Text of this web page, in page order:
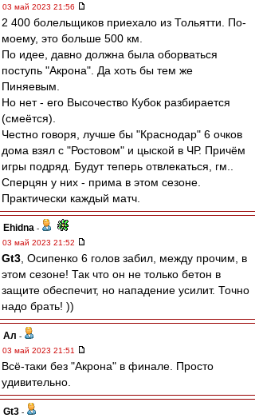
03 май 2023 21:56
2 400 болельщиков приехало из Тольятти. По-
моему, это больше 500 км.
По идее, давно должна была оборваться
поступь "Акрона". Да хоть бы тем же
Пиняевым.
Но нет - его Высочество Кубок разбирается
(смеётся).
Честно говоря, лучше бы "Краснодар" 6 очков
дома взял с "Ростовом" и цыской в ЧР. Причём
игры подряд. Будут теперь отвлекаться, гм..
Сперцян у них - прима в этом сезоне.
Практически каждый матч.
Ehidna -
03 май 2023 21:52
Gt3 , Осипенко 6 голов забил, между прочим, в
этом сезоне! Так что он не только бетон в
защите обеспечит, но нападение усилит. Точно
надо брать! ))
Ал -
03 май 2023 21:51
Всё-таки без "Акрона" в финале. Просто
удивительно.
Gt3 -